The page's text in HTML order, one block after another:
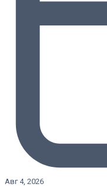
Авг 4, 2026